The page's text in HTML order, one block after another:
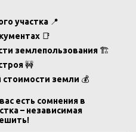
участка 📍
📑
землепользования 🏗️
🚧
стоимости земли 💰
есть сомнения в
– независимая